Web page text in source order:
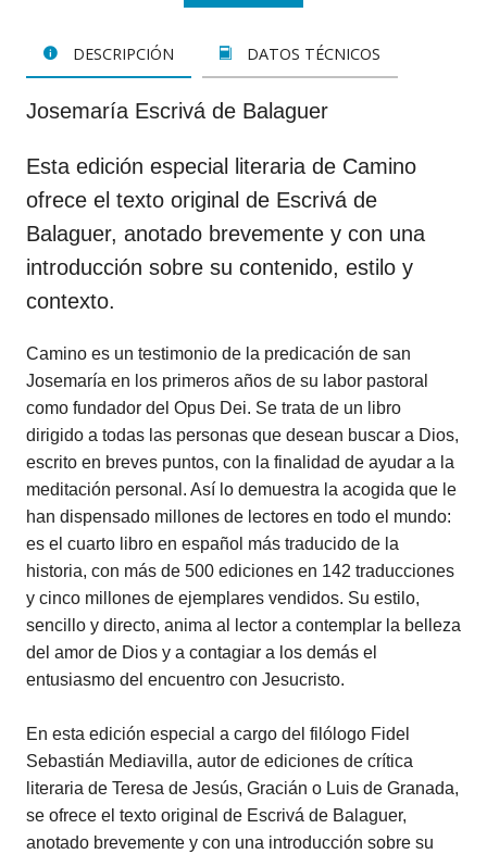
DESCRIPCIÓN DATOS TÉCNICOS
Josemaría Escrivá de Balaguer
Esta edición especial literaria de Camino
ofrece el texto original de Escrivá de
Balaguer, anotado brevemente y con una
introducción sobre su contenido, estilo y
contexto.
Camino es un testimonio de la predicación de san
Josemaría en los primeros años de su labor pastoral
como fundador del Opus Dei. Se trata de un libro
dirigido a todas las personas que desean buscar a Dios,
escrito en breves puntos, con la finalidad de ayudar a la
meditación personal. Así lo demuestra la acogida que le
han dispensado millones de lectores en todo el mundo:
es el cuarto libro en español más traducido de la
historia, con más de 500 ediciones en 142 traducciones
y cinco millones de ejemplares vendidos. Su estilo,
sencillo y directo, anima al lector a contemplar la belleza
del amor de Dios y a contagiar a los demás el
entusiasmo del encuentro con Jesucristo.
En esta edición especial a cargo del filólogo Fidel
Sebastián Mediavilla, autor de ediciones de crítica
literaria de Teresa de Jesús, Gracián o Luis de Granada,
se ofrece el texto original de Escrivá de Balaguer,
anotado brevemente y con una introducción sobre su